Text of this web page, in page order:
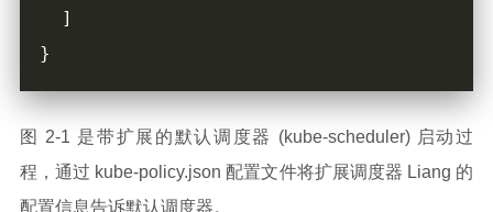
图 2-1 是带扩展的默认调度器 (kube-scheduler) 启动过
程，通过 kube-policy.json 配置文件将扩展调度器 Liang 的
配置信息告诉默认调度器。